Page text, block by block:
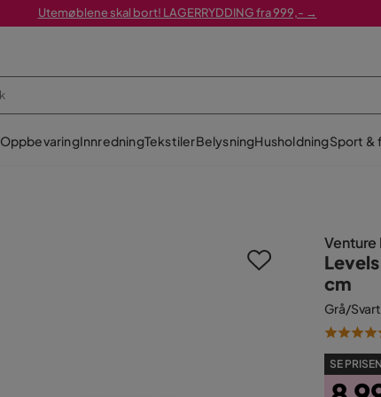
Utemøblene skal bort! LAGERRYDDING fra 999,- →
OppbevaringInnredningTekstilerBelysningHusholdningSport &
Venture
cm
Grå/Svart
SE